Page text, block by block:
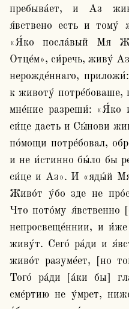
пребыва́ет, и Аз
я́вствено есть и тому́
«Я́ко посла́вый Мя
Отце́м», си́речь, живу́
нерожде́ннаго,
к животу́ потре́боваше,
мне́ние разреши́: «Я́ко
си́це дасть и Сы́нови
по́мощи потре́бовал,
и не и́стинно бы́ло бы
си́це и Аз». И «яды́й
Живо́т у́бо зде не
Что пото́му я́вственно
непросвеще́ннии, и
живу́т. Сего́ ра́ди и
живо́т разуме́ет, [но
Того́ ра́ди [а́ки бы]
сме́ртию не у́мрет,